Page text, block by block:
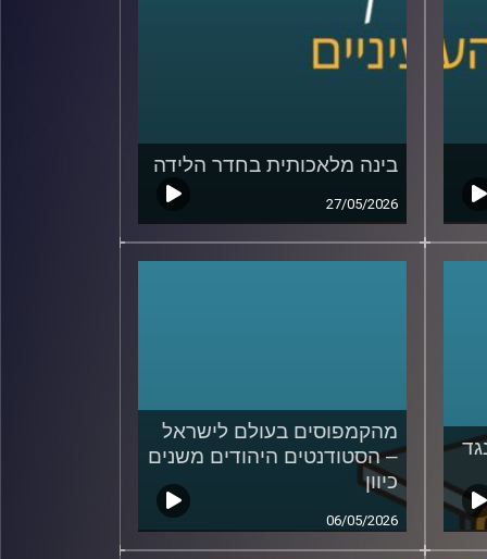
בינה מלאכותית בחדר הלידה
27/05/2026
מהקמפוסים בעולם לישראל
– הסטודנטים היהודים משנים
כיוון
06/05/2026